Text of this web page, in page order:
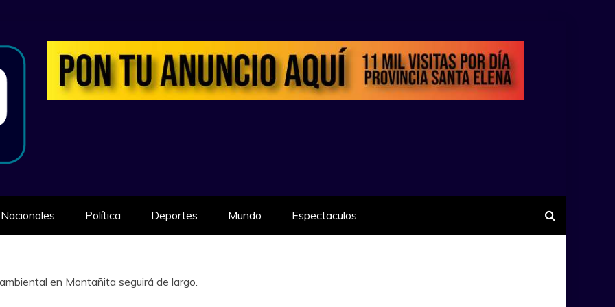
Nacionales Política Deportes Mundo Espectaculos
en Montañita seguirá de largo.